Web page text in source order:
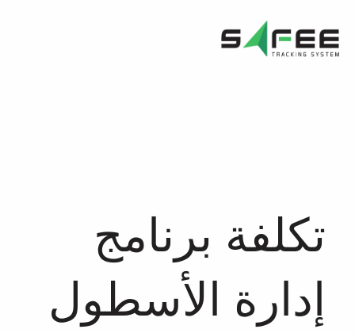
إلى
المحتوى
تكلفة برنامج
إدارة الأسطول